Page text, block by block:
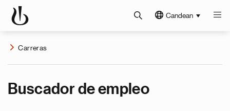
Candean
Carreras
Buscador de empleo